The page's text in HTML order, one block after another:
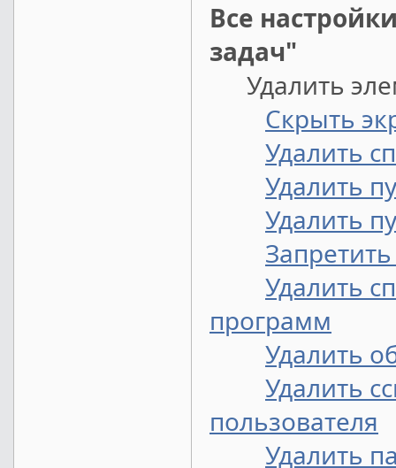
Все
задач"
Удалить
Скрыть
Удалить
Удалить
Удалить
Удалить
программ
Удалить
Удалить
пользователя
Удалить